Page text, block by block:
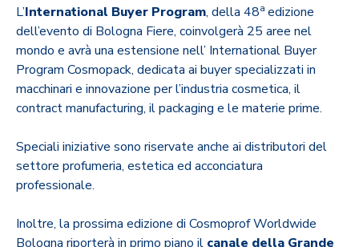
L’International Buyer Program, della 48a edizione
dell’evento di Bologna Fiere, coinvolgerà 25 aree nel
mondo e avrà una estensione nell’ International Buyer
Program Cosmopack, dedicata ai buyer specializzati in
macchinari e innovazione per l’industria cosmetica, il
contract manufacturing, il packaging e le materie prime.
Speciali iniziative sono riservate anche ai distributori del
settore profumeria, estetica ed acconciatura
professionale.
Inoltre, la prossima edizione di Cosmoprof Worldwide
Bologna riporterà in primo piano il canale della Grande